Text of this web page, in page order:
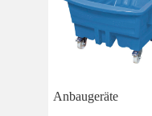
Anbaugeräte